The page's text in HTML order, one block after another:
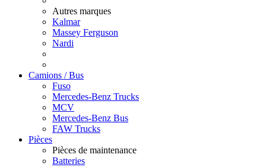
Autres marques
Kalmar
Massey Ferguson
Nardi
Camions / Bus
Fuso
Mercedes-Benz Trucks
MCV
Mercedes-Benz Bus
FAW Trucks
Pièces
Pièces de maintenance
Batteries